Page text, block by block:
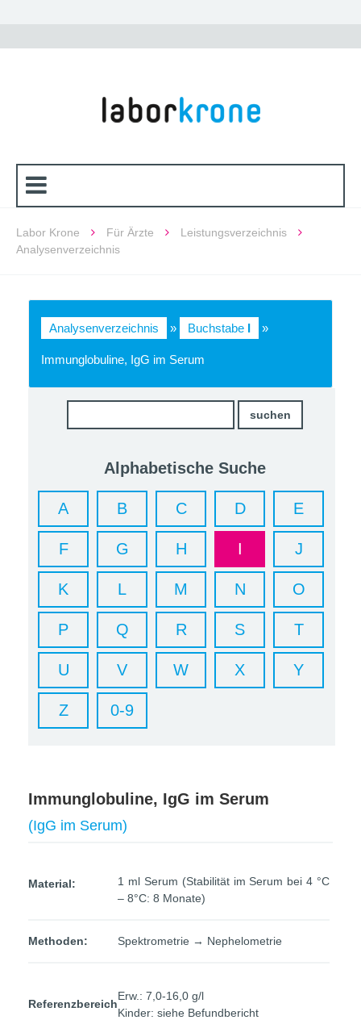
Labor Krone Für Ärzte
Leistungsverzeichnis
Analysenverzeichnis
Analysenverzeichnis » Buchstabe I »
Immunglobuline, IgG im Serum
Alphabetische Suche
A B C D E
F G H I J
K L M N O
P Q R S T
U V W X Y
Z 0-9
Immunglobuline, IgG im Serum
(IgG im Serum)
Material:
1 ml Serum (Stabilität im Serum bei 4 °C
– 8°C: 8 Monate)
Methoden: Spektrometrie → Nephelometrie
Referenzbereich
Erw.: 7,0-16,0 g/l
Kinder: siehe Befundbericht